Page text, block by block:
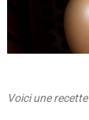
Voici une